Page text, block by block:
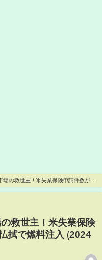
場の救世主！米失業保険申請件数が労
救世主！米失業保険
拭で燃料注入 (2024